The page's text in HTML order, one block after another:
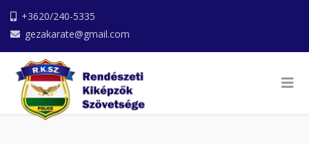
+3620/240-5335
gezakarate@gmail.com